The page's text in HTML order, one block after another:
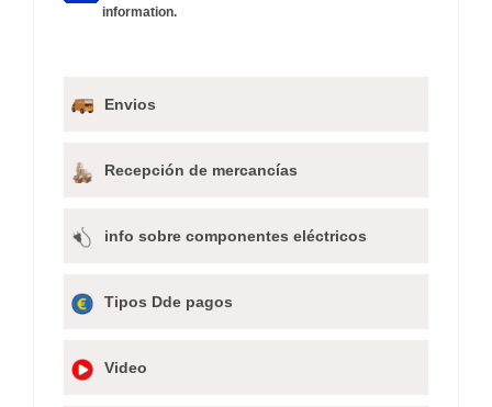
information.
Envios
Recepción de mercancías
info sobre componentes eléctricos
Tipos Dde pagos
Video